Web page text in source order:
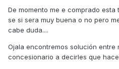
De momento me e comprado
se si sera muy buena o no pero
cabe duda....
Ojala encontremos solución entre
concesionario a decirles que